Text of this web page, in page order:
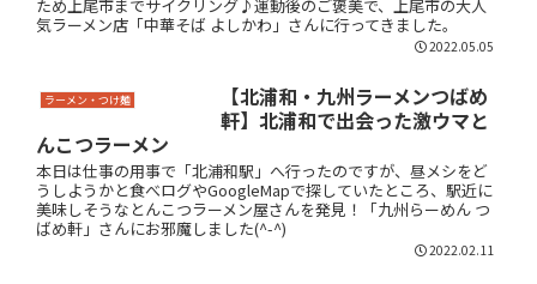
ため上尾市までサイクリング♪運動後のご褒美で、上尾市の大人
気ラーメン店「中華そば よしかわ」さんに行ってきました。
2022.05.05
ラーメン・つけ麺
【北浦和・九州ラーメンつばめ
軒】北浦和で出会った激ウマと
んこつラーメン
本日は仕事の用事で「北浦和駅」へ行ったのですが、昼メシをど
うしようかと食べログやGoogleMapで探していたところ、駅近に
美味しそうなとんこつラーメン屋さんを発見！「九州らーめん つ
ばめ軒」さんにお邪魔しました(^-^)
2022.02.11